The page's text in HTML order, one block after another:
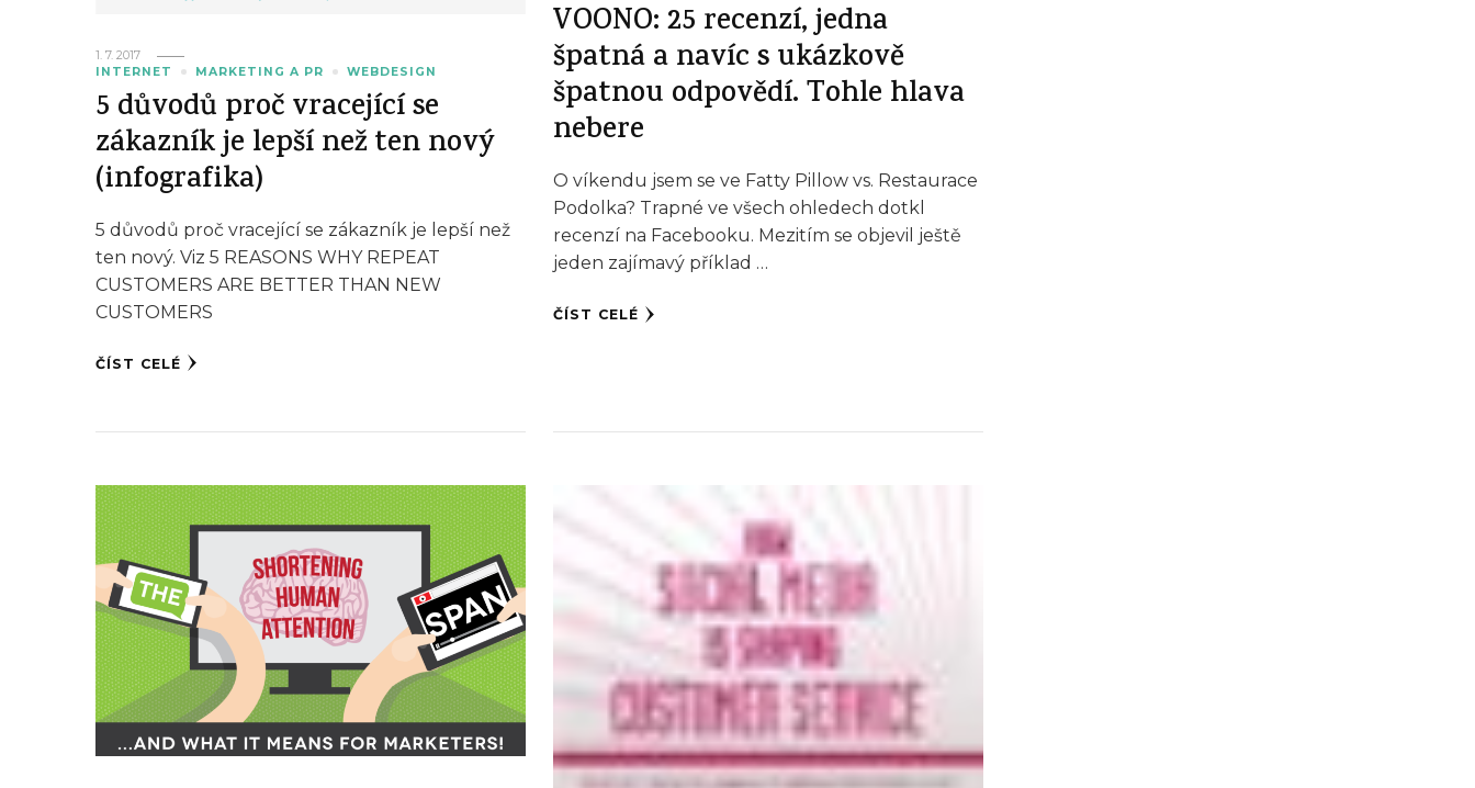
1. 7. 2017
INTERNET
MARKETING A PR WEBDESIGN
5 důvodů proč vracející se
zákazník je lepší než ten nový
(infografika)
5 důvodů proč vracející se zákazník je lepší než
ten nový. Viz 5 REASONS WHY REPEAT
CUSTOMERS ARE BETTER THAN NEW
CUSTOMERS
ČÍST CELÉ
VOONO: 25 recenzí, jedna
špatná a navíc s ukázkově
špatnou odpovědí. Tohle hlava
nebere
O víkendu jsem se ve Fatty Pillow vs. Restaurace
Podolka? Trapné ve všech ohledech dotkl
recenzí na Facebooku. Mezitím se objevil ještě
jeden zajímavý příklad …
ČÍST CELÉ